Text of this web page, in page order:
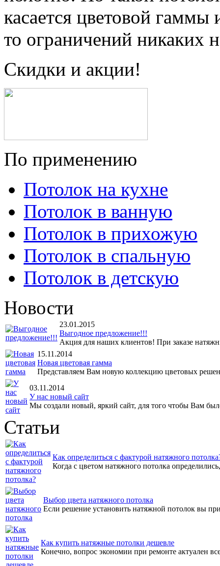
касается цветовой
то ограничений никаких
Скидки и акции!
По применению
Потолок на кухне
Потолок в ванную
Потолок в прихожую
Потолок в спальную
Потолок в детскую
Новости
23.01.2015
Выгодное предложение!!!
Акция для наших клиентов! При заказе
15.11.2014
Новая цветовая гамма
Представляем Вам новую коллекцию цветовых
03.11.2014
У нас новый сайт
Мы создали новый, яркий сайт, для того чтобы Вам
Статьи
Как определиться с фактурой натяжного
Когда с цветом натяжного потолка
Выбор цвета натяжного потолка
Если решение установить натяжной потолок вы
Как купить натяжные потолки дешевле
Конечно, вопрос экономии при ремонте актуален